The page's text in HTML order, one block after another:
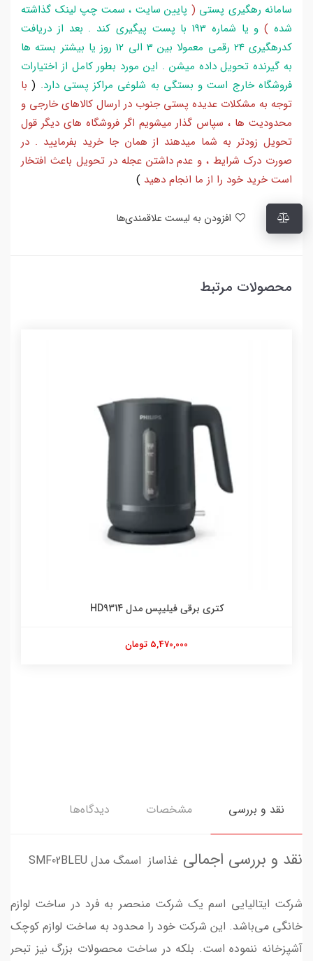
سامانه رهگیری پستی ( پایین سایت ، سمت چپ لینک گذاشته
شده )
و یا شماره 193 با پست پیگیری کند . بعد از دریافت
کدرهگیری 24 رقمی معمولا بین 3 الی 12 روز یا بیشتر بسته ها
به گیرنده تحویل داده میشن . این مورد بطور کامل از اختیارات
فروشگاه خارج است و بستگی به شلوغی مراکز پستی دارد.
(با
توجه به مشکلات عدیده پستی جنوب در ارسال کالاهای خارجی و
محدودیت ها ، سپاس گذار میشویم اگر فروشگاه های دیگر قول
تحویل زودتر به شما میدهند از همان جا خرید بفرمایید . در
صورت درک شرایط ، و عدم داشتن عجله در تحویل باعث افتخار
است خرید خود را از ما انجام دهید )
محصولات مرتبط
کتری برقی فیلیپس مدل HD9314
5,470,000 تومان
نقد و بررسی مشخصات دیدگاه‌ها
نقد و بررسی اجمالی غذاساز اسمگ مدل SMF02BLEU
شرکت ایتالیایی اسم یک شرکت منحصر به فرد در ساخت لوازم
خانگی می‌باشد. این شرکت خود را محدود به ساخت لوازم کوچک
آشپزخانه ننموده است. بلکه در ساخت محصولات بزرگ نیز تبحر